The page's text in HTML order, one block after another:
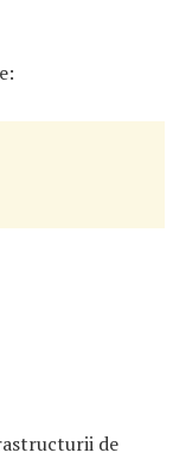
de